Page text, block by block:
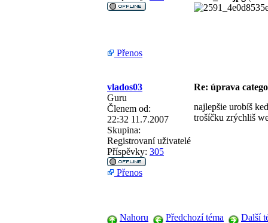
Přenos
vlados03
Re: úprava
Guru
Členem od:
22:32 11.7.2007
Skupina:
Registrovaní uživatelé
Příspěvky: 305
najlepšie urobíš
trošíčku zrýchliš
Přenos
Nahoru Předchozí téma
Další